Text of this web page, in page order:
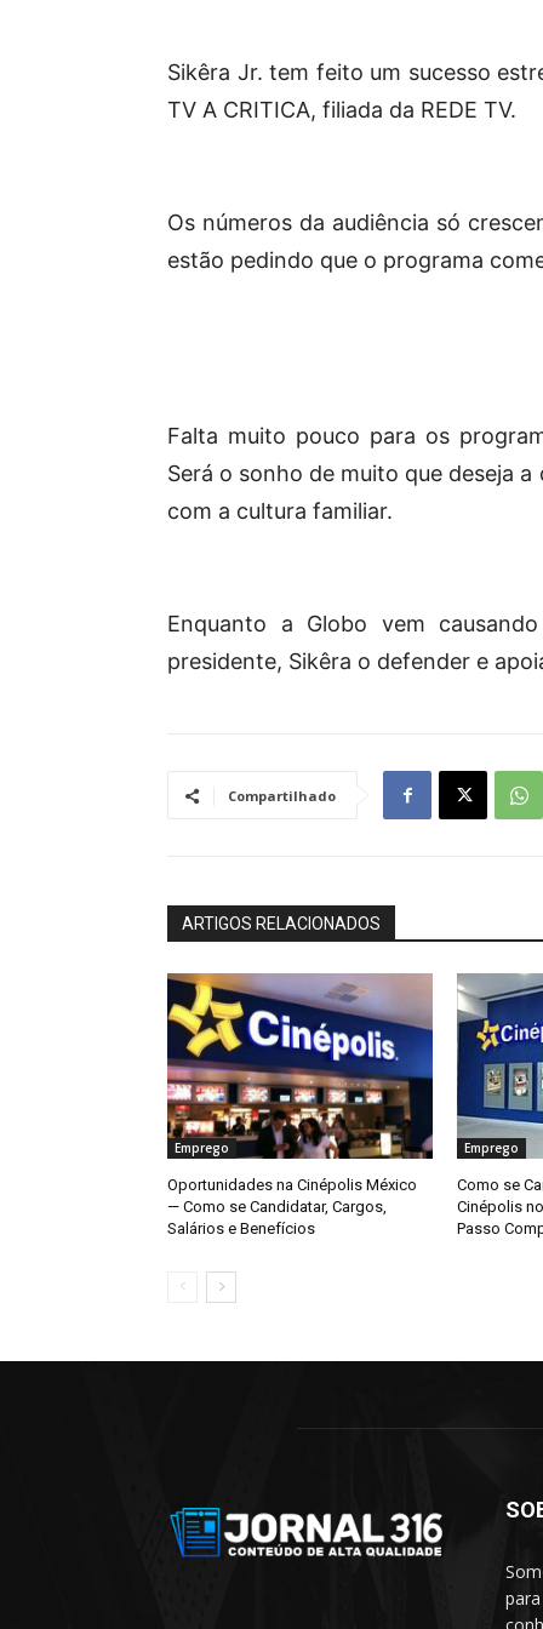
Sikêra Jr. tem feito um sucesso
TV A CRITICA, filiada da REDE TV.
Os números da audiência só
estão pedindo que o programa
Falta muito pouco para os
Será o sonho de muito que deseja
com a cultura familiar.
Enquanto a Globo vem
presidente, Sikêra o defender e
Compartilhado
ARTIGOS RELACIONADOS
Emprego
Oportunidades na Cinépolis México
— Como se Candidatar, Cargos,
Salários e Benefícios
Emprego
Como se
Cinépolis
Passo